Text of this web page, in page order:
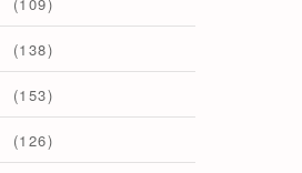
(138)
(153)
(126)